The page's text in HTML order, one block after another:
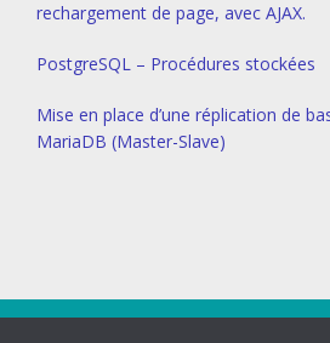
rechargement de page, avec AJAX.
PostgreSQL – Procédures stockées
Mise en place d’une réplication de
MariaDB (Master-Slave)